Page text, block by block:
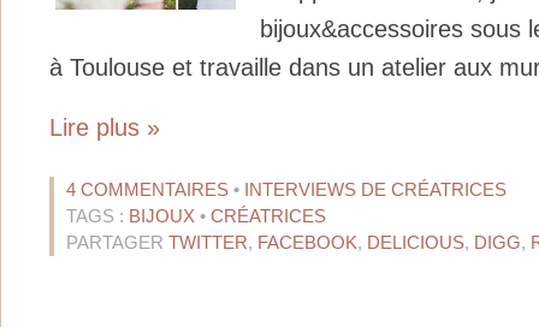
bijoux&accessoires sous
à Toulouse et travaille dans un atelier aux
Lire plus »
4 COMMENTAIRES • INTERVIEWS DE CRÉATRICES
TAGS : BIJOUX • CRÉATRICES
PARTAGER TWITTER, FACEBOOK, DELICIOUS, DIGG,